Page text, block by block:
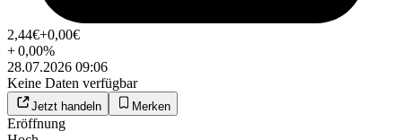
2,44€+0,00€
+0,00%
28.07.2026 09:06
Keine Daten verfügbar
Jetzt handeln Merken
Eröffnung